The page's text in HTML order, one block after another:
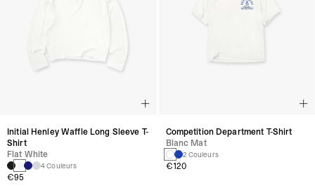
Initial Henley Waffle Long Sleeve T-
Shirt
Flat White
4 Couleurs
€95
Competition Department T-Shirt
Blanc Mat
2 Couleurs
€120